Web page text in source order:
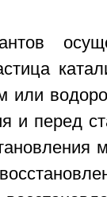
или
и перед